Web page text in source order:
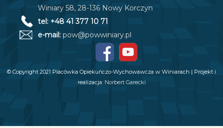
Winiary 58, 28-136 Nowy Korczyn
tel: +48 41 377 10 71
e-mail: pow@powwiniary.pl
© Copyright 2021 Placówka Opiekuńczo-Wychowawcza w Winiarach | Projekt i
realizacja: Norbert Garecki